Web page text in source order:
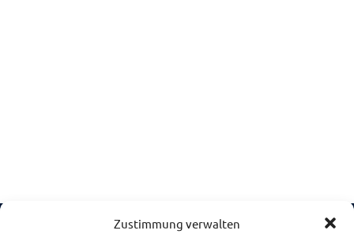
Zustimmung verwalten